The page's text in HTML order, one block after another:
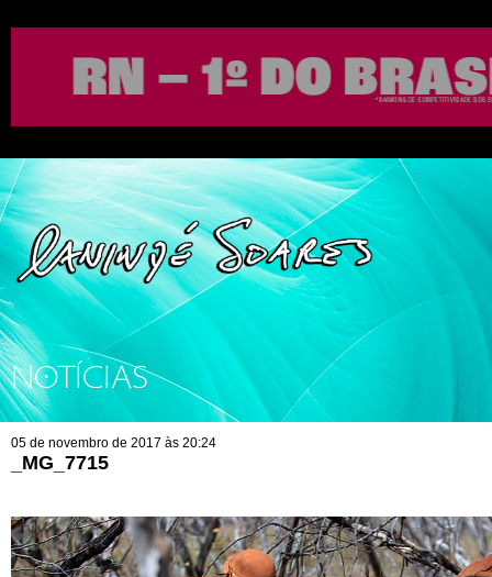
NOTÍCIAS
05 de novembro de 2017 às 20:24
_MG_7715